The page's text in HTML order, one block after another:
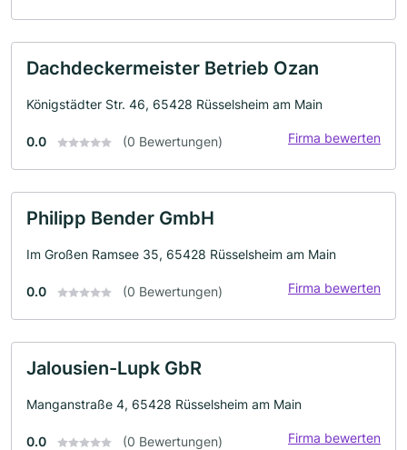
Dachdeckermeister Betrieb Ozan
Königstädter Str. 46, 65428 Rüsselsheim am Main
0.0 (0 Bewertungen) Firma bewerten
Philipp Bender GmbH
Im Großen Ramsee 35, 65428 Rüsselsheim am Main
0.0 (0 Bewertungen) Firma bewerten
Jalousien-Lupk GbR
Manganstraße 4, 65428 Rüsselsheim am Main
0.0 (0 Bewertungen) Firma bewerten